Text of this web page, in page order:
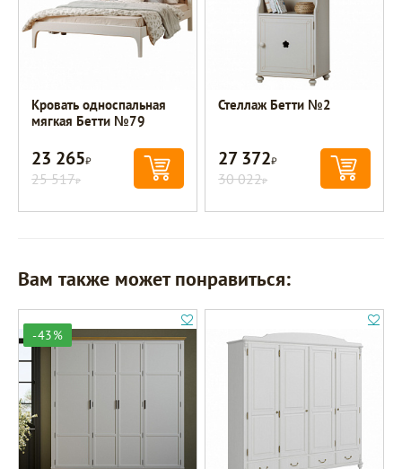
Кровать односпальная
мягкая Бетти №79
23 265Р
25 517Р
Стеллаж Бетти №2
27 372Р
30 022Р
Вам также может понравиться:
-43%